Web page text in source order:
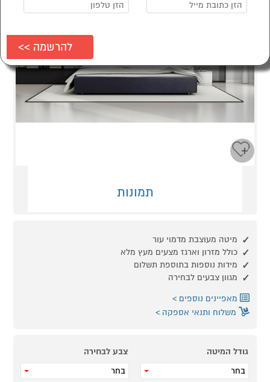
תמונות
מיטה מעוצבת מדמוי עור
כולל מזרון וארגז מצעים מעץ מלא
מידות נוספות בתוספת תשלום
מגוון צבעים לבחירה
מאפיינים נוספים
משלוח ותנאי אספקה
גודל המיטה
בחר
צבע לבחירה
בחר